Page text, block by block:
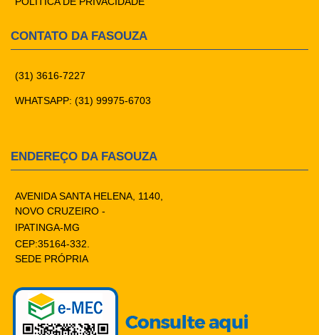
CONTATO DA FASOUZA
(31) 3616-7227
WHATSAPP: (31) 99975-6703
ENDEREÇO DA FASOUZA
AVENIDA SANTA HELENA, 1140,
NOVO CRUZEIRO -
IPATINGA-MG
CEP:35164-332.
SEDE PRÓPRIA